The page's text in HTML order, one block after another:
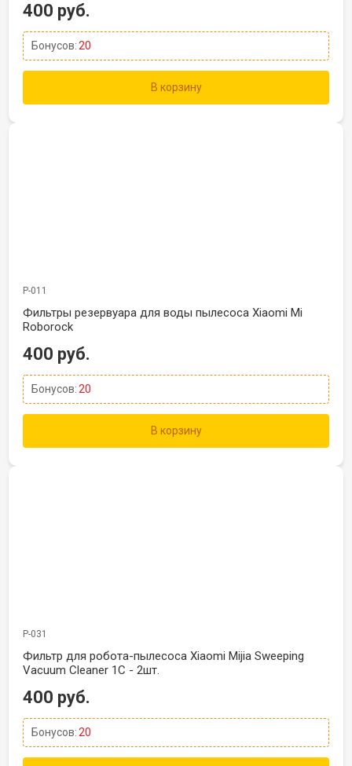
400 руб.
Бонусов:20
В корзину
Р-011
Фильтры резервуара для воды пылесоса Xiaomi Mi
Roborock
400 руб.
Бонусов:20
В корзину
Р-031
Фильтр для робота-пылесоса Xiaomi Mijia Sweeping
Vacuum Cleaner 1C - 2шт.
400 руб.
Бонусов:20